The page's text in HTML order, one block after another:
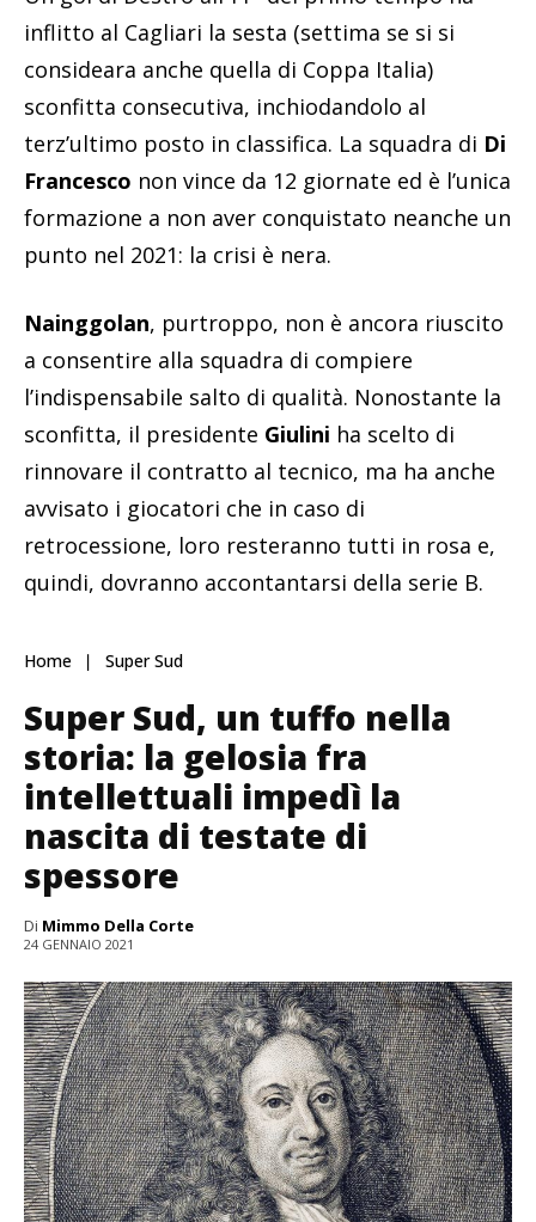
inflitto al Cagliari la sesta (settima se si si
consideara anche quella di Coppa Italia)
sconfitta consecutiva, inchiodandolo al
terz’ultimo posto in classifica. La squadra di Di
Francesco non vince da 12 giornate ed è l’unica
formazione a non aver conquistato neanche un
punto nel 2021: la crisi è nera.
Nainggolan, purtroppo, non è ancora riuscito
a consentire alla squadra di compiere
l’indispensabile salto di qualità. Nonostante la
sconfitta, il presidente Giulini ha scelto di
rinnovare il contratto al tecnico, ma ha anche
avvisato i giocatori che in caso di
retrocessione, loro resteranno tutti in rosa e,
quindi, dovranno accontantarsi della serie B.
Home Super Sud
Super Sud, un tuffo nella
storia: la gelosia fra
intellettuali impedì la
nascita di testate di
spessore
Di Mimmo Della Corte
24 GENNAIO 2021